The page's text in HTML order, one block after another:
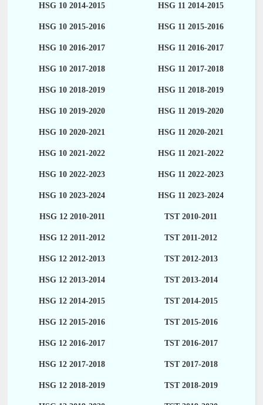
HSG 10 2014-2015 HSG 11 2014-2015
HSG 10 2015-2016 HSG 11 2015-2016
HSG 10 2016-2017 HSG 11 2016-2017
HSG 10 2017-2018 HSG 11 2017-2018
HSG 10 2018-2019 HSG 11 2018-2019
HSG 10 2019-2020 HSG 11 2019-2020
HSG 10 2020-2021 HSG 11 2020-2021
HSG 10 2021-2022 HSG 11 2021-2022
HSG 10 2022-2023 HSG 11 2022-2023
HSG 10 2023-2024 HSG 11 2023-2024
HSG 12 2010-2011 TST 2010-2011
HSG 12 2011-2012 TST 2011-2012
HSG 12 2012-2013 TST 2012-2013
HSG 12 2013-2014 TST 2013-2014
HSG 12 2014-2015 TST 2014-2015
HSG 12 2015-2016 TST 2015-2016
HSG 12 2016-2017 TST 2016-2017
HSG 12 2017-2018 TST 2017-2018
HSG 12 2018-2019 TST 2018-2019